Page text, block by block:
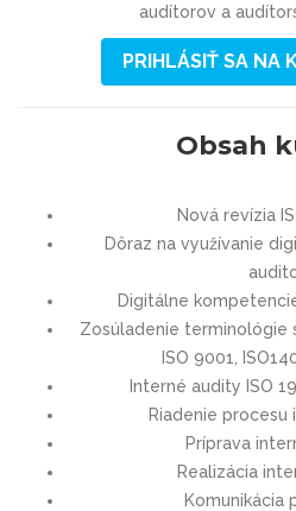
audítorov a
PRIHLÁSIŤ SA NA
Obsah
Nová revízia
Dôraz na využívanie
Digitálne
Zosúladenie terminológie
ISO 9001,
Interné audity ISO
Riadenie procesu
Príprava
Realizácia
Komunikácia